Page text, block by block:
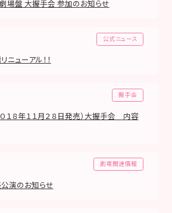
劇場盤 大握手会 参加のお知らせ
公式ニュース
ニューアル！！
握手会
０１８年１１月２８日発売）大握手会 内容
劇場関連情報
演のお知らせ